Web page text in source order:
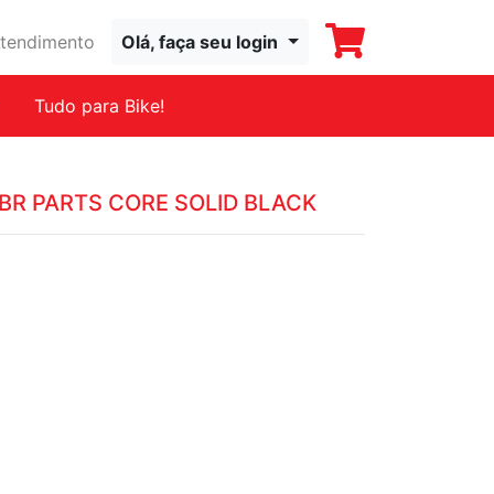
Olá, faça seu login
Tudo para Bike!
PARTS CORE SOLID BLACK